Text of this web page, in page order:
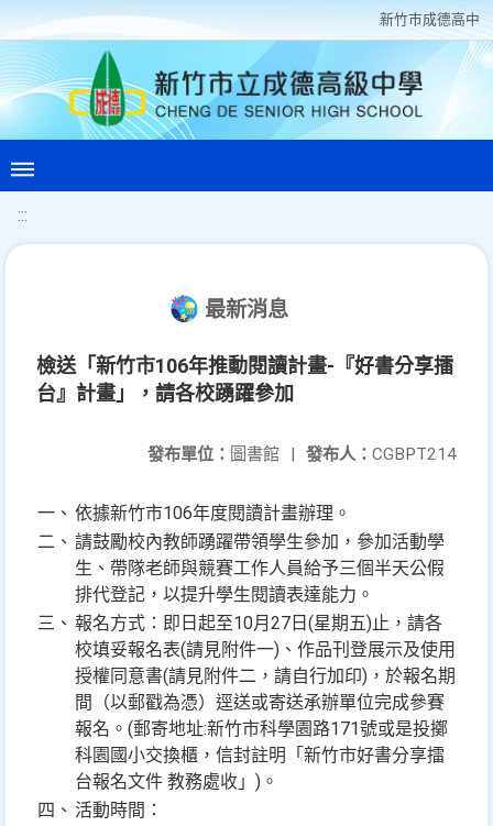
新竹巿成德高中
:::
最新消息
檢送「新竹市106年推動閱讀計畫-『好書分享擂
台』計畫」，請各校踴躍參加
發布人： CGBPT214
發布單位： 圖書館 |
一、 依據新竹市106年度閱讀計畫辦理。
二、 請鼓勵校內教師踴躍帶領學生參加，參加活動學
生、帶隊老師與競賽工作人員給予三個半天公假
排代登記，以提升學生閱讀表達能力。
三、 報名方式：即日起至10月27日(星期五)止，請各
校填妥報名表(請見附件一)、作品刊登展示及使用
授權同意書(請見附件二，請自行加印)，於報名期
間（以郵戳為憑）逕送或寄送承辦單位完成參賽
報名。(郵寄地址:新竹市科學園路171號或是投擲
科園國小交換櫃，信封註明「新竹市好書分享擂
台報名文件 教務處收」)。
四、 活動時間：